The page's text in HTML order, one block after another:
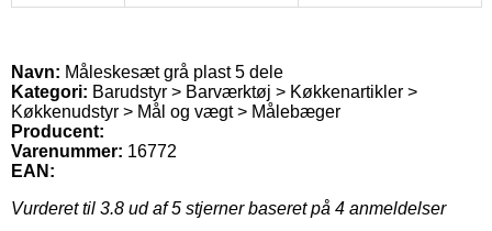
Navn: Måleskesæt grå plast 5 dele
Kategori: Barudstyr > Barværktøj > Køkkenartikler >
Køkkenudstyr > Mål og vægt > Målebæger
Producent:
Varenummer: 16772
EAN:
Vurderet til 3.8 ud af 5 stjerner baseret på 4 anmeldelser